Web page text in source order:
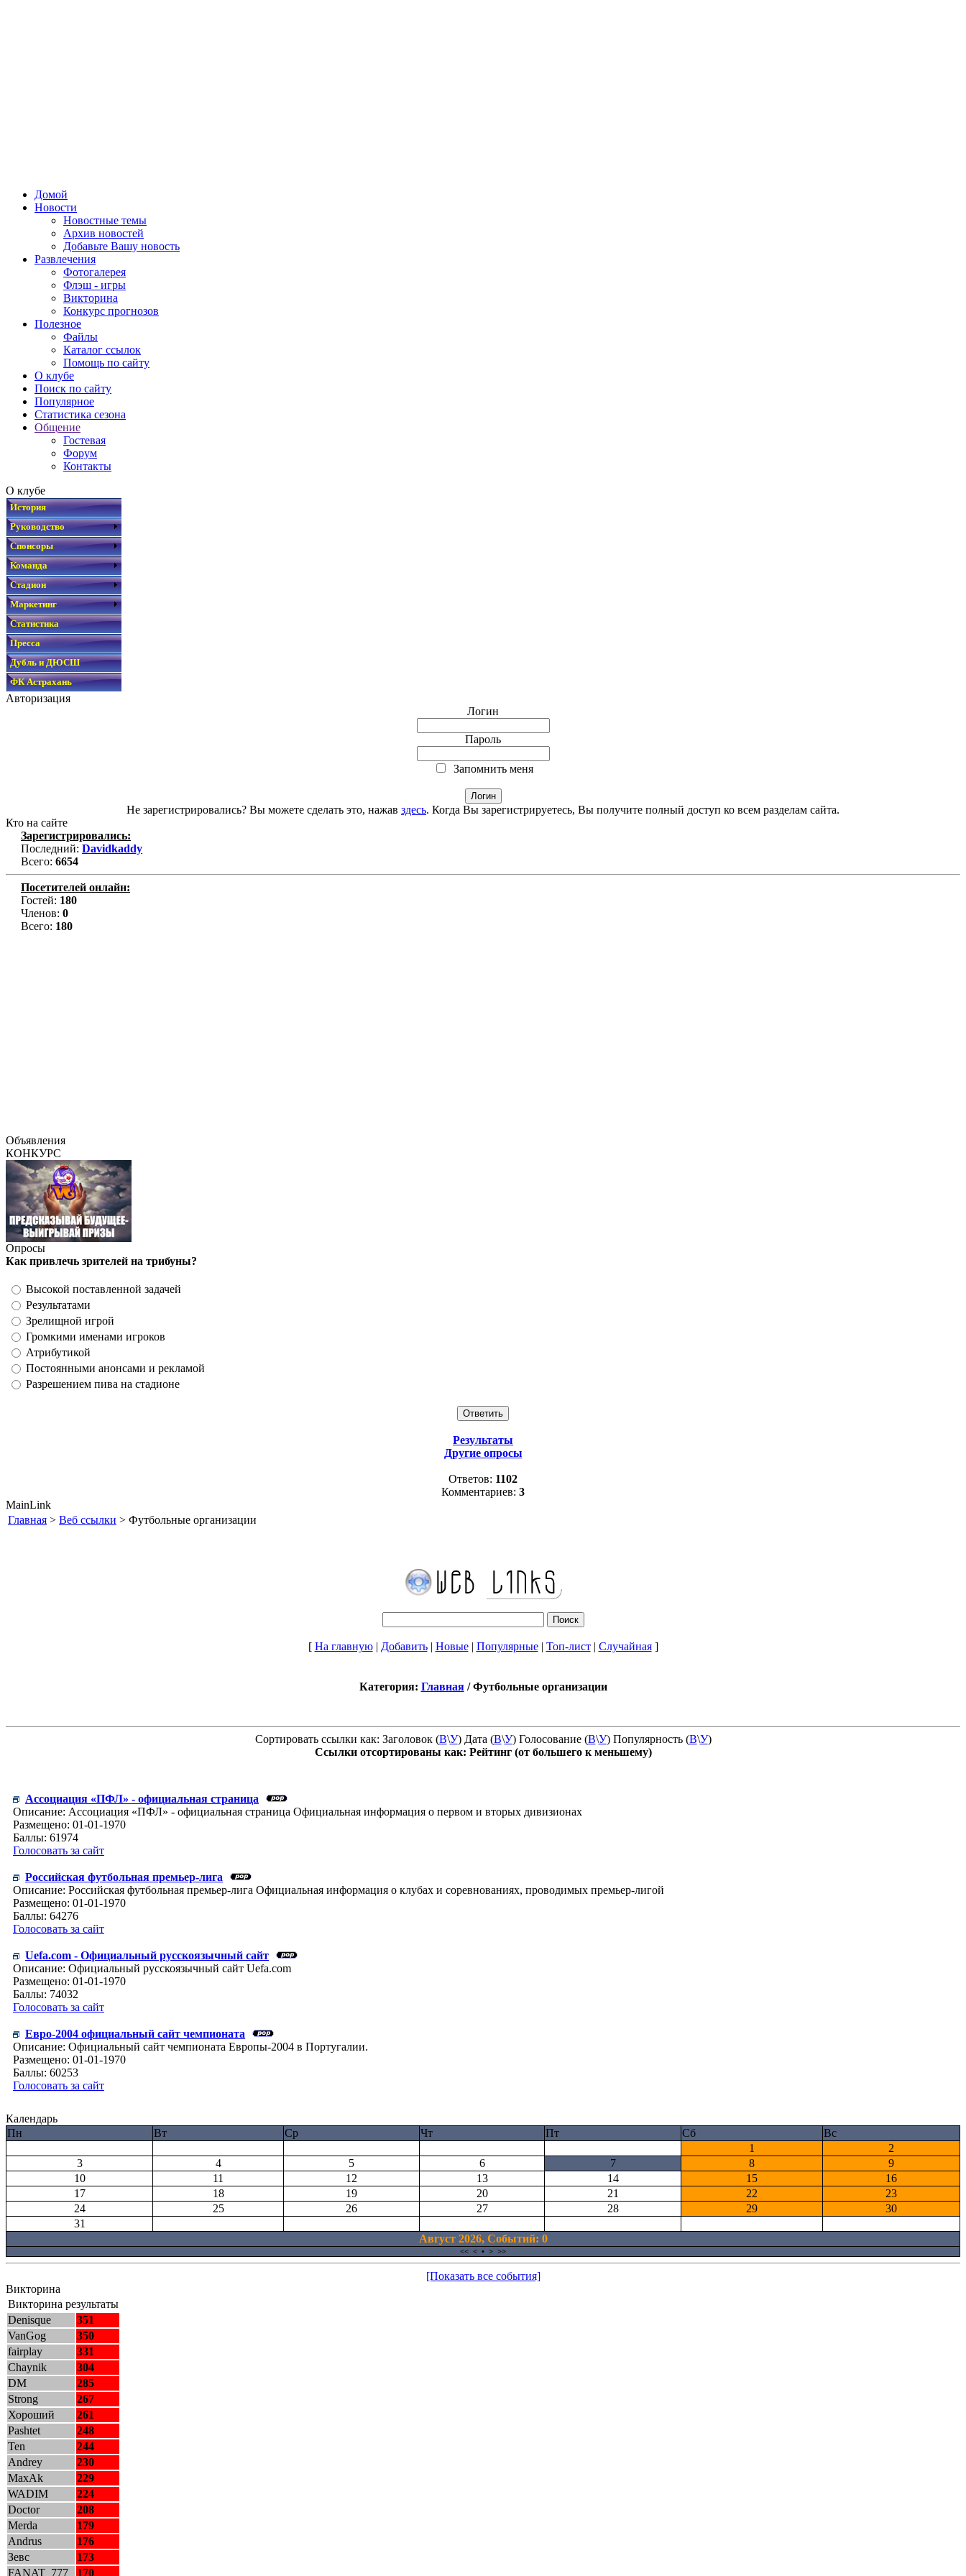
Домой
Новости
Новостные темы
Архив новостей
Добавьте Вашу новость
Развлечения
Фотогалерея
Флэш - игры
Викторина
Конкурс прогнозов
Полезное
Файлы
Каталог ссылок
Помощь по сайту
О клубе
Поиск по сайту
Популярное
Статистика сезона
Общение
Гостевая
Форум
Контакты
О клубе
История
Руководство
Спонсоры
Команда
Стадион
Маркетинг
Статистика
Пресса
Дубль и ДЮСШ
ФК Астрахань
Авторизация
Логин
Пароль
Запомнить меня
Не зарегистрировались? Вы можете сделать это, нажав здесь. Когда Вы зарегистрируетесь, Вы получите полный доступ ко всем разделам сайта.
Кто на сайте
Зарегистрировались:
Последний: Davidkaddy
Всего: 6654
Посетителей онлайн:
Гостей: 180
Членов: 0
Всего: 180
Объявления
КОНКУРС
Опросы
Как привлечь зрителей на трибуны?
Высокой поставленной задачей
Результатами
Зрелищной игрой
Громкими именами игроков
Атрибутикой
Постоянными анонсами и рекламой
Разрешением пива на стадионе
Результаты
Другие опросы
Ответов: 1102
Комментариев: 3
MainLink
Главная > Веб ссылки > Футбольные организации
[ На главную| Добавить| Новые| Популярные| Топ-лист| Случайная]
Категория: Главная/ Футбольные организации
Сортировать ссылки как: Заголовок (В\У) Дата (В\У) Голосование (В\У) Популярность (В\У)
Ссылки отсортированы как: Рейтинг (от большего к меньшему)
Ассоциация «ПФЛ» - официальная страница
Описание: Ассоциация «ПФЛ» - официальная страница Официальная информация о первом и вторых дивизионах
Размещено: 01-01-1970
Баллы: 61974
Голосовать за сайт
Российская футбольная премьер-лига
Описание: Российская футбольная премьер-лига Официальная информация о клубах и соревнованиях, проводимых премьер-лигой
Размещено: 01-01-1970
Баллы: 64276
Голосовать за сайт
Uefa.com - Официальный русскоязычный сайт
Описание: Официальный русскоязычный сайт Uefa.com
Размещено: 01-01-1970
Баллы: 74032
Голосовать за сайт
Евро-2004 официальный сайт чемпионата
Описание: Официальный сайт чемпионата Европы-2004 в Португалии.
Размещено: 01-01-1970
Баллы: 60253
Голосовать за сайт
Календарь
Пн
Вт Ср Чт Пт Сб
Вс
1
2
3
4 5 6 7 8
9
10
11 12 13 14 15
16
17
18 19 20 21 22
23
24
25 26 27 28 29
30
31
Август 2026, Cобытий: 0
<< < • > >>
[Показать все события]
Викторина
Викторина результаты
Denisque
351
VanGog
350
fairplay
331
Chaynik
304
DM
285
Strong
267
Хороший
261
Pashtet
248
Ten
244
Andrey
230
MaxAk
229
WADIM
224
Doctor
208
Merda
179
Andrus
176
Зевс
173
FANAT_777
170